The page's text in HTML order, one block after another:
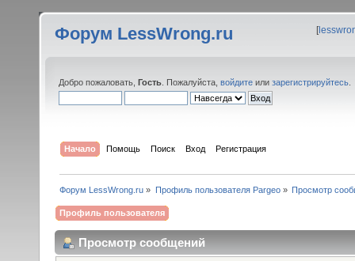
Форум LessWrong.ru [
Добро пожаловать, Гость . Пожалуйста, войдите или зарегистрируйтесь
Начало Помощь Поиск Вход Регистрация
Форум LessWrong.ru » Профиль пользователя Pargeo» Просмотр
Профиль пользователя
Просмотр сообщений